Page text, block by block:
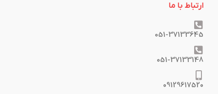
ارتباط با ما
051-37133645
051-37133148
09129617520